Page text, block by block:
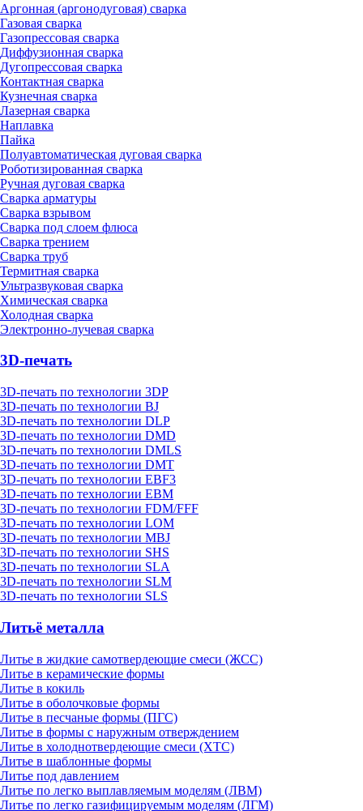
Аргонная (аргонодуговая) сварка
Газовая сварка
Газопрессовая сварка
Диффузионная сварка
Дугопрессовая сварка
Контактная сварка
Кузнечная сварка
Лазерная сварка
Наплавка
Пайка
Полуавтоматическая дуговая сварка
Роботизированная сварка
Ручная дуговая сварка
Сварка арматуры
Сварка взрывом
Сварка под слоем флюса
Сварка трением
Сварка труб
Термитная сварка
Ультразвуковая сварка
Химическая сварка
Холодная сварка
Электронно-лучевая сварка
3D-печать
3D-печать по технологии 3DP
3D-печать по технологии BJ
3D-печать по технологии DLP
3D-печать по технологии DMD
3D-печать по технологии DMLS
3D-печать по технологии DMT
3D-печать по технологии EBF3
3D-печать по технологии EBM
3D-печать по технологии FDM/FFF
3D-печать по технологии LOM
3D-печать по технологии MBJ
3D-печать по технологии SHS
3D-печать по технологии SLA
3D-печать по технологии SLM
3D-печать по технологии SLS
Литьё металла
Литье в жидкие самотвердеющие смеси (ЖСС)
Литье в керамические формы
Литье в кокиль
Литье в оболочковые формы
Литье в песчаные формы (ПГС)
Литье в формы с наружным отверждением
Литье в холоднотвердеющие смеси (ХТС)
Литье в шаблонные формы
Литье под давлением
Литье по легко выплавляемым моделям (ЛВМ)
Литье по легко газифицируемым моделям (ЛГМ)